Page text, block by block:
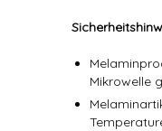
Mikrowelle